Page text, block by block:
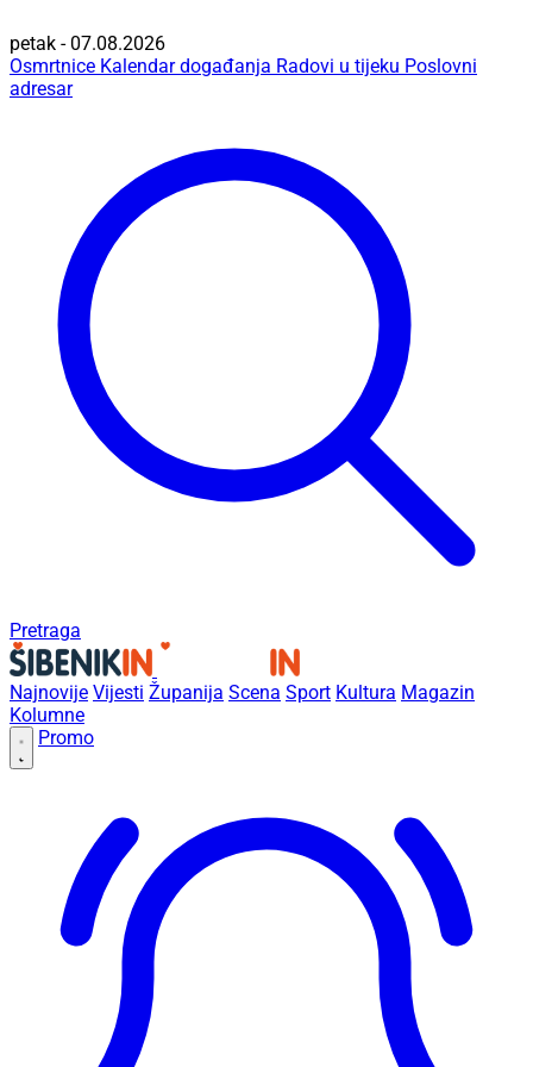
petak - 07.08.2026
Osmrtnice Kalendar događanja Radovi u tijeku Poslovni
adresar
Pretraga
Najnovije Vijesti Županija Scena Sport Kultura Magazin
Kolumne
Promo